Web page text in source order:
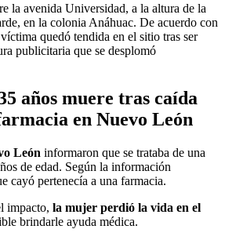
la avenida Universidad, a la altura de la
en la colonia Anáhuac. De acuerdo con
quedó tendida en el sitio tras ser
publicitaria que se desplomó
años muere tras caída
en Nuevo León
León informaron que se trataba de una
de edad. Según la información
cayó pertenecía a una farmacia.
impacto, la mujer perdió la vida en el
brindarle ayuda médica.